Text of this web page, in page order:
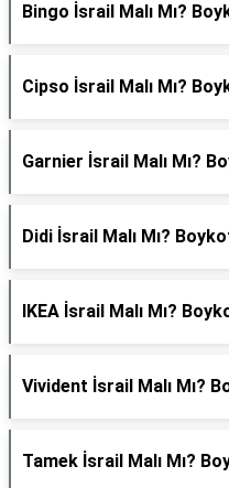
Bingo İsrail Malı Mı?
Cipso İsrail Malı Mı?
Garnier İsrail Malı Mı?
Didi İsrail Malı Mı?
IKEA İsrail Malı Mı?
Vivident İsrail Malı Mı?
Tamek İsrail Malı Mı?